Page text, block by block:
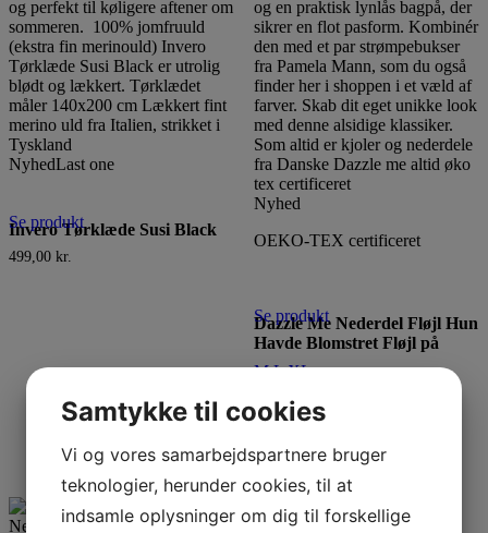
NyhedLast one
Se produkt
Invero Tørklæde Susi Black
499,00 kr.
Nyhed
OEKO-TEX certificeret
Se produkthar
flere
varesiden
Dazzle Me Nederdel Fløjl Hun
Havde Blomstret Fløjl på
M L XL
Samtykke til cookies
Vi og vores samarbejdspartnere bruger
teknologier, herunder cookies, til at
indsamle oplysninger om dig til forskellige